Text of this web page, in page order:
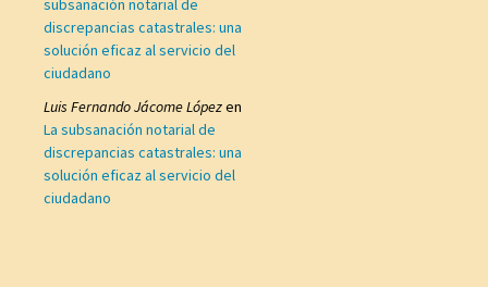
subsanación notarial de
discrepancias catastrales: una
solución eficaz al servicio del
ciudadano
Luis Fernando Jácome Lópezen
La subsanación notarial de
discrepancias catastrales: una
solución eficaz al servicio del
ciudadano